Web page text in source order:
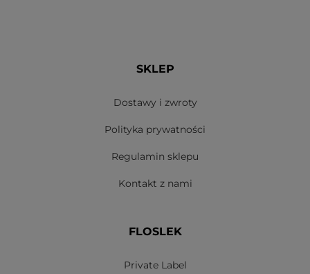
SKLEP
Dostawy i zwroty
Polityka prywatności
Regulamin sklepu
Kontakt z nami
FLOSLEK
Private Label